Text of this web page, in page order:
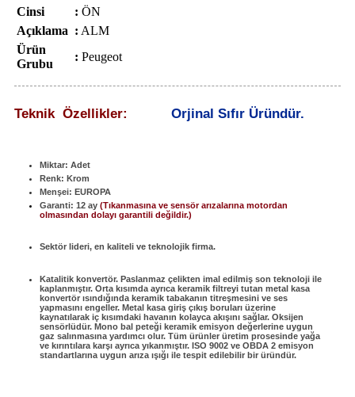
Cinsi
: ÖN
Açıklama : ALM
Ürün
Grubu
: Peugeot
Teknik Özellikler: Orjinal Sıfır Üründür.
Miktar: Adet
Renk: Krom
Menşei: EUROPA
Garanti: 12 ay (Tıkanmasına ve sensör arızalarına motordan
olmasından dolayı garantili değildir.)
Sektör lideri, en kaliteli ve teknolojik firma.
Katalitik konvertör. Paslanmaz çelikten imal edilmiş son teknoloji ile
kaplanmıştır. Orta kısımda ayrıca keramik filtreyi tutan metal kasa
konvertör ısındığında keramik tabakanın titreşmesini ve ses
yapmasını engeller. Metal kasa giriş çıkış boruları üzerine
kaynatılarak iç kısımdaki havanın kolayca akışını sağlar. Oksijen
sensörlüdür. Mono bal peteği keramik emisyon değerlerine uygun
gaz salınmasına yardımcı olur. Tüm ürünler üretim prosesinde yağa
ve kırıntılara karşı ayrıca yıkanmıştır. ISO 9002 ve OBDA 2 emisyon
standartlarına uygun arıza ışığı ile tespit edilebilir bir üründür.